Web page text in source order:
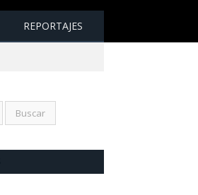
REPORTAJES